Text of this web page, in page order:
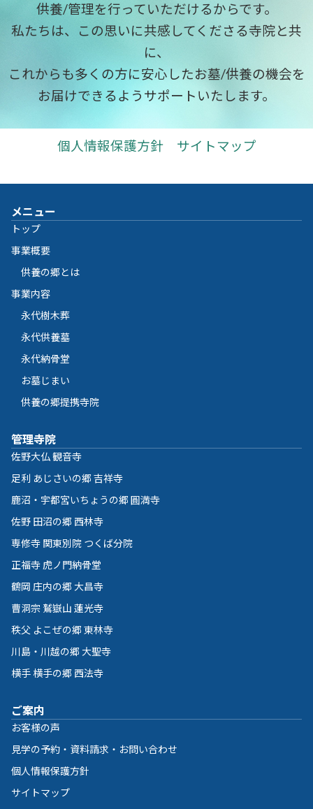
供養/管理を行っていただけるからです。
私たちは、この思いに共感してくださる寺院と共
に、
これからも多くの方に安心したお墓/供養の機会を
お届けできるようサポートいたします。
個人情報保護方針 サイトマップ
メニュー
トップ
事業概要
供養の郷とは
事業内容
永代樹木葬
永代供養墓
永代納骨堂
お墓じまい
供養の郷提携寺院
管理寺院
佐野大仏 観音寺
足利 あじさいの郷 吉祥寺
鹿沼・宇都宮いちょうの郷 圓満寺
佐野 田沼の郷 西林寺
専修寺 関東別院 つくば分院
正福寺 虎ノ門納骨堂
鶴岡 庄内の郷 大昌寺
曹洞宗 鷲嶽山 蓮光寺
秩父 よこぜの郷 東林寺
川島・川越の郷 大聖寺
横手 横手の郷 西法寺
ご案内
お客様の声
見学の予約・資料請求・お問い合わせ
個人情報保護方針
サイトマップ